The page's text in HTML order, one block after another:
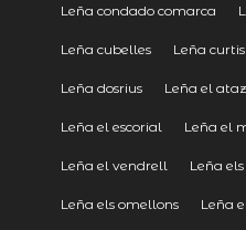
Leña condado comarca
Leña cubelles Leña curtis
Leña dosrius Leña el
Leña el escorial Leña el
Leña el vendrell Leña
Leña els omellons Leña